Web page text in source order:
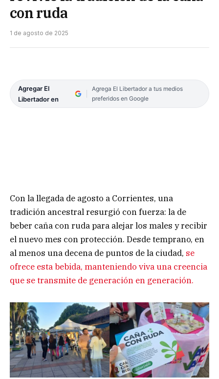
con ruda
1 de agosto de 2025
Agregar El
Libertador en
Agrega El Libertador a tus medios
preferidos en Google
Con la llegada de agosto a Corrientes, una
tradición ancestral resurgió con fuerza: la de
beber caña con ruda para alejar los males y recibir
el nuevo mes con protección. Desde temprano, en
al menos una decena de puntos de la ciudad, se
ofrece esta bebida, manteniendo viva una creencia
que se transmite de generación en generación.